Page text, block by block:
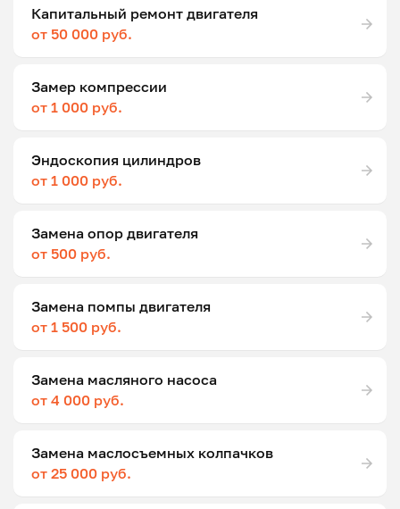
Капитальный ремонт двигателя
от 50 000 руб.
Замер компрессии
от 1 000 руб.
Эндоскопия цилиндров
от 1 000 руб.
Замена опор двигателя
от 500 руб.
Замена помпы двигателя
от 1 500 руб.
Замена масляного насоса
от 4 000 руб.
Замена маслосъемных колпачков
от 25 000 руб.